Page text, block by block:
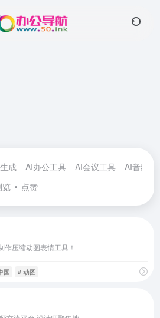
成 AI办公工具 AI会议工具
AI音频工
览 点赞
作压缩动图表情工具！
国 # 动图